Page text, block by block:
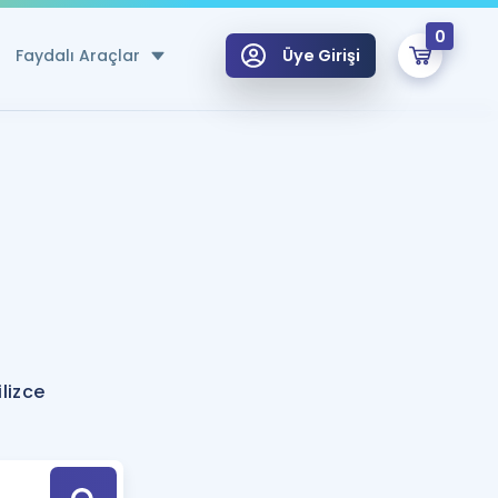
Faydalı Araçlar
Hesaplama Aracı
için Öneriler
Tek Takvimde
Üye Girişi
0